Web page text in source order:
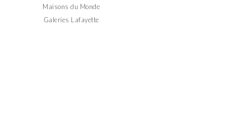
Maisons du Monde
Galeries Lafayette